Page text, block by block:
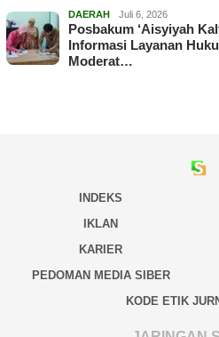
DAERAH Juli 6, 2026
Posbakum ‘Aisyiyah
Informasi Layanan
Moderat…
INDEKS
IKLAN
KARIER
PEDOMAN MEDIA SIBER
KODE ETIK